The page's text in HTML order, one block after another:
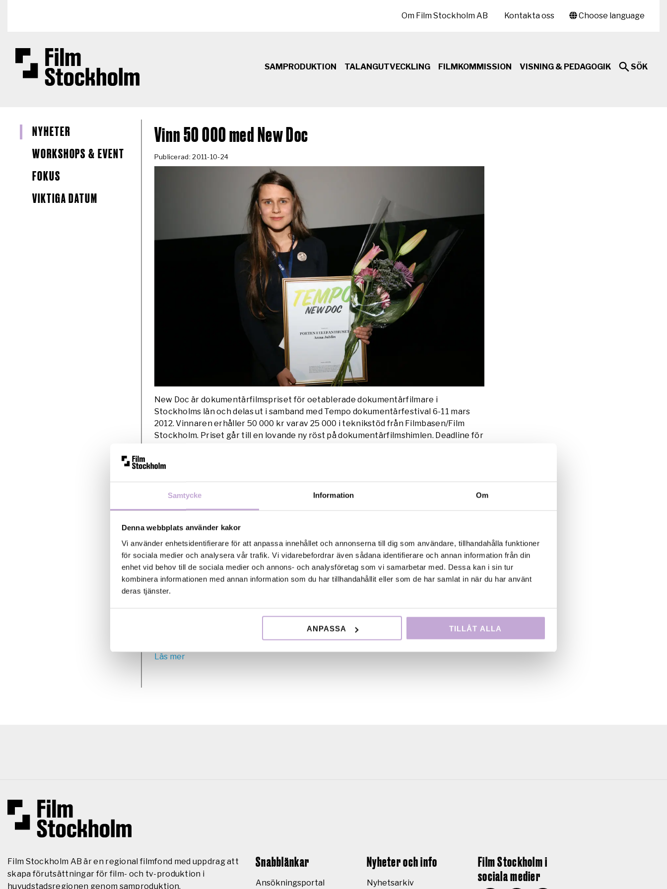
Samtycke Information Om
Denna webbplats använder kakor
Vi använder enhetsidentifierare för att anpassa innehållet och annonserna till dig som användare, tillhandahålla funktioner
för sociala medier och analysera vår trafik. Vi vidarebefordrar även sådana identifierare och annan information från din
enhet vid behov till de sociala medier och annons- och analysföretag som vi samarbetar med. Dessa kan i sin tur
kombinera informationen med annan information som du har tillhandahållit eller som de har samlat in när du har använt
deras tjänster.
ANPASSA TILLÅT ALLA
Choose language
Om Film Stockholm AB Kontakta oss
SAMPRODUKTION TALANGUTVECKLING FILMKOMMISSION VISNING & PEDAGOGIK SÖK
NYHETER
WORKSHOPS & EVENT
FOKUS
VIKTIGA DATUM
Vinn 50 000 med New Doc
Publicerad: 2011-10-24
New Doc är dokumentärfilmspriset för oetablerade dokumentärfilmare i
Stockholms län och delas ut i samband med Tempo dokumentärfestival 6-11 mars
2012. Vinnaren erhåller 50 000 kr varav 25 000 i teknikstöd från Filmbasen/Film
Stockholm. Priset går till en lovande ny röst på dokumentärfilmshimlen. Deadline för
ska fullständig info (kort synopsis, kontaktinfo, CV, bilder i minst 300 dpi på regissör
samt från filmen) mailas tillnewdoc@filmbasen.se. Skriv titel och regissör i
ämnesraden på mailet.
Bilden föreställer 2011 års New Doc vinnare: Anna Juhlin som
vann med POETEN I ELEFANTHUSET.
Short Award är tävlingen för svenska dokumentärfilmer som är max 30 minuter och
arrangeras av Tempo Dokumentärfestival i samarbete med Svenska Filminstitutet
(Cecilia Lidin och Andra Lasmanis) och Filmregion Stockholm/Mälardalen. Deadline
18 november 2011 .
Tempo Documentary Award är den största dokumentärfilmstävlingen för svenska
Filminstitutet och Stockholms stad. Deadline4 november 2011.
De nominerade filmerna visas under Tempo Dokumentärfestival 6-11 mars 2012.
Läs mer
Film Stockholm AB är en regional filmfond med uppdrag att
skapa förutsättningar för film- och tv-produktion i
huvudstadsregionen genom samproduktion,
Snabblänkar
Ansökningsportal
Nyheter och info
Nyhetsarkiv
Film Stockholm i
sociala medier